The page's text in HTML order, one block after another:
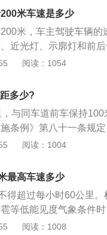
那么对于前面的路况就
车距时非常有必要，也
安全法实施条例》：
内时；机动车最高行
式专用机械车不得超过
前照灯、示廓灯和后位
远光灯。机动车雾天
在高速公路上行驶，
灯，车速不得超过每
速不得超过每小时40
50米时，开启雾灯、近
过每小时20公里，并
速公路管理部门应当通
米车速是多少
米，车主驾驶车辆的
近光灯、示廓灯和前
和国道路交通安全法实
200米时，开启雾灯、
里，与同车道前车保
一系列不利于驾驶者
要严格遵守交通规则。
，防止出现由于未能及
也同样需要集中精力来
阅读：1054
多少?
与同车道前车保持
条例》第八十一条规
冰雹等低能见度气象条
保持100米以上的距离
前后位灯和危险报警
米以上的距离；3、
灯和危险报警闪光灯
高速公路。
阅读：1004
最高车速多少
得超过每小时60公里。
等低能见度气象条件
、近光灯和前后示廓灯
阅读：1008